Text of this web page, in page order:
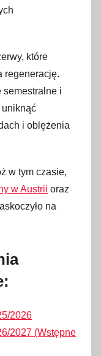
które
regenerację.
semestralne i
uniknąć
i oblężenia
w tym czasie,
w Austrii oraz
na
2026
2027 (Wstępne